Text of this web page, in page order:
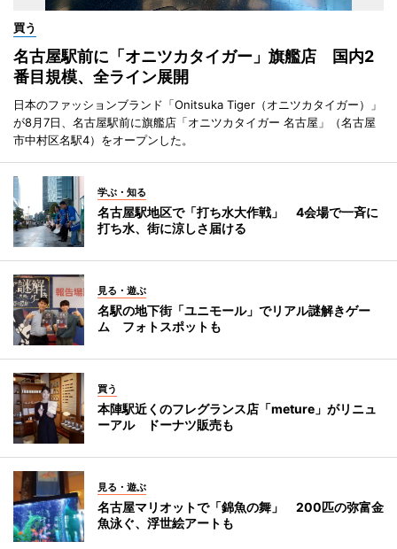
買う
名古屋駅前に「オニツカタイガー」旗艦店 国内2
番目規模、全ライン展開
日本のファッションブランド「Onitsuka Tiger（オニツカタイガー）」
が8月7日、名古屋駅前に旗艦店「オニツカタイガー 名古屋」（名古屋
市中村区名駅4）をオープンした。
学ぶ・知る
名古屋駅地区で「打ち水大作戦」 4会場で一斉に
打ち水、街に涼しさ届ける
見る・遊ぶ
名駅の地下街「ユニモール」でリアル謎解きゲー
ム フォトスポットも
買う
本陣駅近くのフレグランス店「meture」がリニュ
ーアル ドーナツ販売も
見る・遊ぶ
名古屋マリオットで「錦魚の舞」 200匹の弥富金
魚泳ぐ、浮世絵アートも